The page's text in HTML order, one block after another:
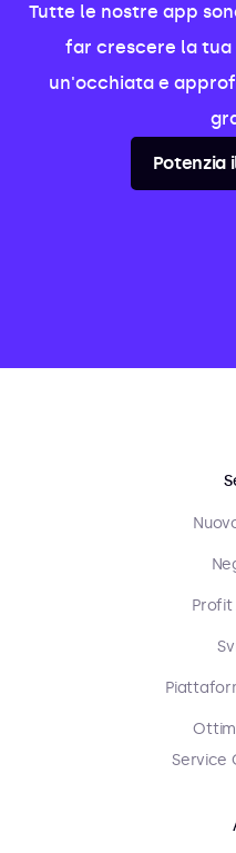
Tutte le nostre app
far crescere la tua
un'occhiata e
Potenzia
Profit
Service